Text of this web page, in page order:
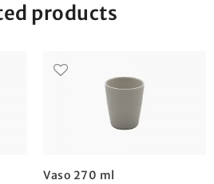
products
Vaso 270 ml